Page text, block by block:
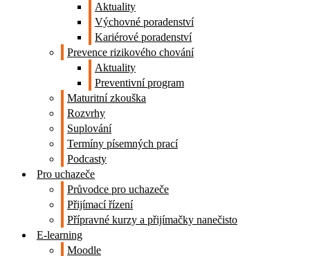
Aktuality
Výchovné poradenství
Kariérové poradenství
Prevence rizikového chování
Aktuality
Preventivní program
Maturitní zkouška
Rozvrhy
Suplování
Termíny písemných prací
Podcasty
Pro uchazeče
Průvodce pro uchazeče
Přijímací řízení
Přípravné kurzy a přijímačky nanečisto
E-learning
Moodle